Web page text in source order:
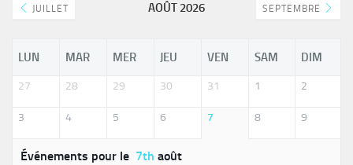
JUILLET AOÛT 2026 SEPTEMBRE
LUN MAR MER JEU VEN SAM DIM
27 28 29 30 31 1 2
3 4 5 6 7 8 9
Événements pour le 7th août